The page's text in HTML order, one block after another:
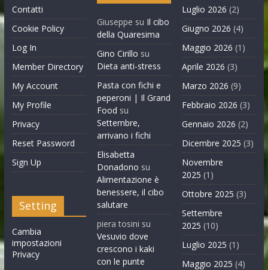
Contatti
Cookie Policy
Log In
Member Directory
My Account
My Profile
Privacy
Reset Password
Sign Up
Setting
Cambia
impostazioni
Privacy
Giuseppe su Il cibo
della Quaresima
Gino Cirillo su
Dieta anti-stress
Pasta con fichi e
peperoni | Il Grand
Food su
Settembre,
arrivano i fichi
Elisabetta
Donadono su
Alimentazione è
benessere, il cibo
salutare
piera tosini su
Vesuvio dove
crescono i kaki
con le punte
Luglio 2026 (2)
Giugno 2026 (4)
Maggio 2026 (1)
Aprile 2026 (3)
Marzo 2026 (9)
Febbraio 2026 (3)
Gennaio 2026 (2)
Dicembre 2025 (3)
Novembre
2025 (1)
Ottobre 2025 (3)
Settembre
2025 (10)
Luglio 2025 (1)
Maggio 2025 (4)